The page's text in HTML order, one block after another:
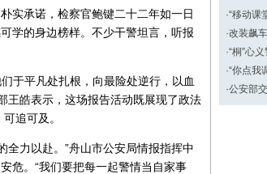
实承诺，检察官鲍键二十二年如一日
学的身边榜样。不少干警坦言，听报
于平凡处扎根，向最险处逆行，以血
王皓表示，这场报告活动既展现了政法
追可及。
全力以赴。”舟山市公安局情报指挥中
危。“我们要把每一起警情当自家事
·“移动课
·改装飙
·“桐”心
·“你点我
·公安部